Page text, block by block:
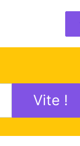
Vite !